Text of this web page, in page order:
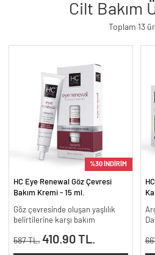
Cilt Bakım
Toplam 13
%30 İNDİRİM
HC Eye Renewal Göz Çevresi
Bakım Kremi - 15 ml.
Göz çevresinde oluşan yaşlılık
belirtilerine karşı bakım
587 TL. 410.90 TL.